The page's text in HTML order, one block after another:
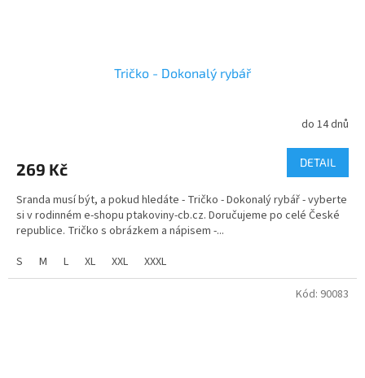
Tričko - Dokonalý rybář
je
z
5
hvězdiček.
do 14 dnů
269 Kč DETAIL
Sranda musí být, a pokud hledáte - Tričko - Dokonalý rybář - vyberte
si v rodinném e-shopu ptakoviny-cb.cz. Doručujeme po celé České
republice. Tričko s obrázkem a nápisem -...
S
M L XL XXL XXXL
Kód: 90083